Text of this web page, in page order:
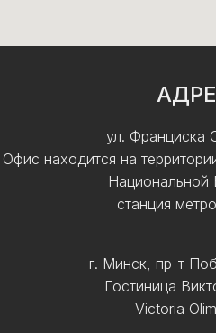
ул. Франциска
Офис находится на
Национальной
станция
г. Минск, пр-т
Гостиница
Victoria